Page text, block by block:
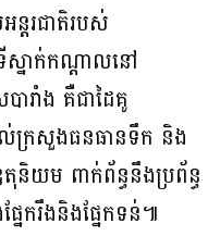
តរជាតិរបស់
នាក់កណ្តាលនៅ
រាំង គឺជាដៃគូ
ល់ក្រសួងធនធានទឹក និង
យម ពាក់ព័ន្ធនឹងប្រព័ន្ធ
ែករឹងនិងផ្នែកទន់៕